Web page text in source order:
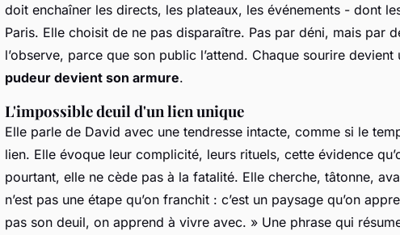
doit enchaîner les directs, les plateaux, les événements - dont
Paris. Elle choisit de ne pas disparaître. Pas par déni, mais par
l’observe, parce que son public l’attend. Chaque sourire
pudeur devient son armure.
L'impossible deuil d'un lien unique
Elle parle de David avec une tendresse intacte, comme si le
lien. Elle évoque leur complicité, leurs rituels, cette évidence
pourtant, elle ne cède pas à la fatalité. Elle cherche, tâtonne,
n’est pas une étape qu’on franchit : c’est un paysage qu’on
pas son deuil, on apprend à vivre avec. » Une phrase qui